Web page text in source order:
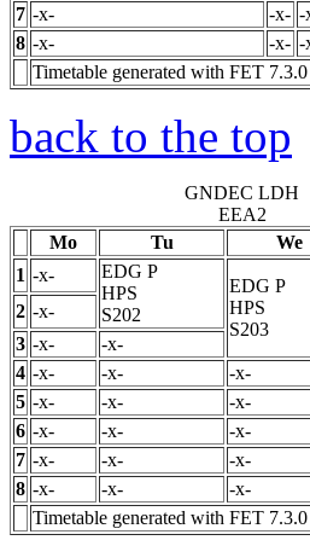
7 -x- -x- -
8 -x- -x- -
Timetable generated with FET
back to the top
GNDEC LDH
EEA2
Mo
Tu We
1 -x- EDG P
HPS
S202
EDG P
HPS
S203
2 -x-
3 -x- -x-
4 -x- -x- -x-
5 -x- -x- -x-
6 -x- -x- -x-
7 -x- -x- -x-
8 -x- -x- -x-
Timetable generated with FET